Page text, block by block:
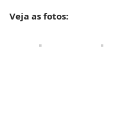
Veja as fotos: